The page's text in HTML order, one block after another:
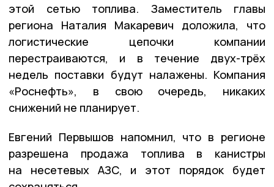
этой сетью топлива. Заместитель главы
региона Наталия Макаревич доложила, что
логистические цепочки компании
перестраиваются, и в течение двух-трёх
недель поставки будут налажены. Компания
«Роснефть», в свою очередь, никаких
снижений не планирует.
Евгений Первышов напомнил, что в регионе
разрешена продажа топлива в канистры
на несетевых АЗС, и этот порядок будет